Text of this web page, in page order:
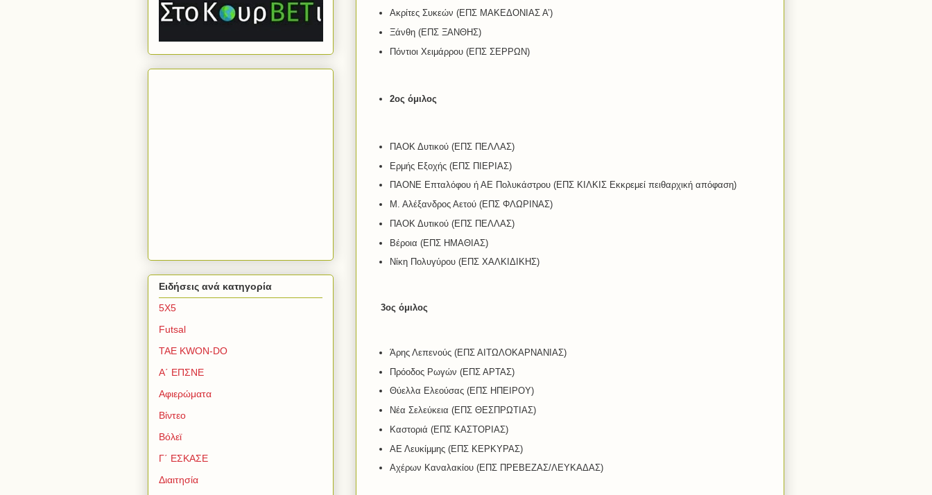
Ακρίτες Συκεών (ΕΠΣ ΜΑΚΕΔΟΝΙΑΣ Α’)
Ξάνθη (ΕΠΣ ΞΑΝΘΗΣ)
Πόντιοι Χειμάρρου (ΕΠΣ ΣΕΡΡΩΝ)
2ος όμιλος
ΠΑΟΚ Δυτικού (ΕΠΣ ΠΕΛΛΑΣ)
Ερμής Εξοχής (ΕΠΣ ΠΙΕΡΙΑΣ)
ΠΑΟΝΕ Επταλόφου ή ΑΕ Πολυκάστρου (ΕΠΣ ΚΙΛΚΙΣ Εκκρεμεί πειθαρχική απόφαση)
Μ. Αλέξανδρος Αετού (ΕΠΣ ΦΛΩΡΙΝΑΣ)
ΠΑΟΚ Δυτικού (ΕΠΣ ΠΕΛΛΑΣ)
Βέροια (ΕΠΣ ΗΜΑΘΙΑΣ)
Νίκη Πολυγύρου (ΕΠΣ ΧΑΛΚΙΔΙΚΗΣ)
3ος όμιλος
Άρης Λεπενούς (ΕΠΣ ΑΙΤΩΛΟΚΑΡΝΑΝΙΑΣ)
Πρόοδος Ρωγών (ΕΠΣ ΑΡΤΑΣ)
Θύελλα Ελεούσας (ΕΠΣ ΗΠΕΙΡΟΥ)
Νέα Σελεύκεια (ΕΠΣ ΘΕΣΠΡΩΤΙΑΣ)
Καστοριά (ΕΠΣ ΚΑΣΤΟΡΙΑΣ)
ΑΕ Λευκίμμης (ΕΠΣ ΚΕΡΚΥΡΑΣ)
Αχέρων Καναλακίου (ΕΠΣ ΠΡΕΒΕΖΑΣ/ΛΕΥΚΑΔΑΣ)
Ειδήσεις ανά κατηγορία
5Χ5
Futsal
TAE KWON-DO
Α΄ ΕΠΣΝΕ
Αφιερώματα
Βίντεο
Βόλεϊ
Γ΄ ΕΣΚΑΣΕ
Διαιτησία